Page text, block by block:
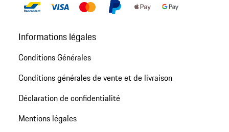
Informations légales
Conditions Générales
Conditions générales de vente et de livraison
Déclaration de confidentialité
Mentions légales